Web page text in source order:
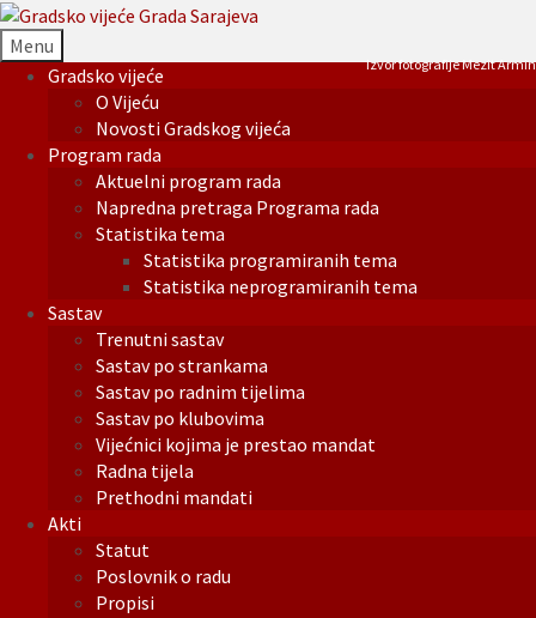
Menu
Gradsko vijeće
O Vijeću
Novosti Gradskog vijeća
Program rada
Aktuelni program rada
Napredna pretraga Programa rada
Statistika tema
Statistika programiranih tema
Statistika neprogramiranih tema
Sastav
Trenutni sastav
Sastav po strankama
Sastav po radnim tijelima
Sastav po klubovima
Vijećnici kojima je prestao mandat
Radna tijela
Prethodni mandati
Akti
Statut
Poslovnik o radu
Propisi
Izvor fotografije Mezit Armin